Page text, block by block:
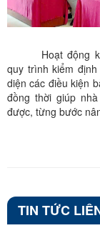
Hoạt động
quy trình kiểm
diện các điều kiện
đồng thời giúp
được, từng bước
TIN TỨC